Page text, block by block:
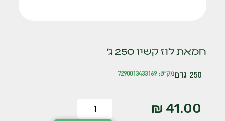
חמאת לוז קשיו 250 ג'
250 גרם מק"ט: 7290013433169
41.00
₪